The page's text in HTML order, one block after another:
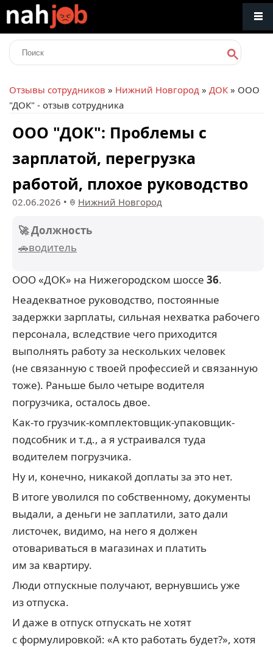
Отзывы сотрудников » Нижний Новгород » ДОК » ООО
"ДОК" - отзыв сотрудника
ООО "ДОК": Проблемы с
зарплатой, перегрузка
работой, плохое руководство
02.06.2026 • Нижний Новгород
🚀 Должность
🚗водитель
ООО «ДОК» на Нижегородском шоссе 36.
Неадекватное руководство, постоянные
задержки зарплаты, сильная нехватка рабочего
персонала, вследствие чего приходится
выполнять работу за нескольких человек
(не связанную с твоей профессией и связанную
тоже). Раньше было четыре водителя
погрузчика, осталось двое.
Как-то грузчик-комплектовщик-упаковщик-
подсобник и т.д., а я устраивался туда
водителем погрузчика.
Ну и, конечно, никакой доплаты за это нет.
В итоге уволился по собственному, документы
выдали, а деньги не заплатили, зато дали
листочек, видимо, на него я должен
отовариваться в магазинах и платить
им за квартиру.
Люди отпускные получают, вернувшись уже
из отпуска.
И даже в отпуск отпускать не хотят
с формулировкой: «А кто работать будет?», хотя